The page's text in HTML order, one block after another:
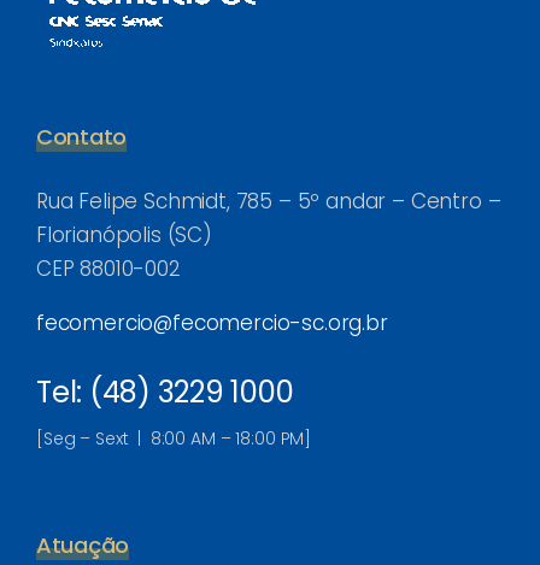
Contato
Rua Felipe Schmidt, 785 – 5º andar – Centro –
Florianópolis (SC)
CEP 88010-002
fecomercio@fecomercio-sc.org.br
Tel: (48) 3229 1000
[Seg – Sext | 8:00 AM – 18:00 PM]
Atuação